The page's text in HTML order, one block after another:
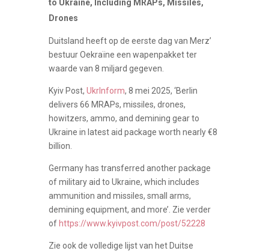
to Ukraine, Including MRAPs, Missiles,
Drones
Duitsland heeft op de eerste dag van Merz’
bestuur Oekraïne een wapenpakket ter
waarde van 8 miljard gegeven.
Kyiv Post, UkrInform, 8 mei 2025, ‘Berlin
delivers 66 MRAPs, missiles, drones,
howitzers, ammo, and demining gear to
Ukraine in latest aid package worth nearly €8
billion.
Germany has transferred another package
of military aid to Ukraine, which includes
ammunition and missiles, small arms,
demining equipment, and more’. Zie verder
of https://www.kyivpost.com/post/52228
Zie ook de volledige lijst van het Duitse